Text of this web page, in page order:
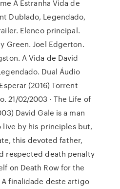
A Estranha Vida de
Dublado, Legendado,
Elenco principal.
Green. Joel Edgerton.
A Vida de David
Dual Áudio
(2016) Torrent
21/02/2003 · The Life of
David Gale is a man
live by his principles but,
this devoted father,
respected death penalty
on Death Row for the
finalidade deste artigo